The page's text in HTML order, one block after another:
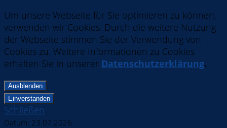
Um unsere Webseite für Sie optimieren zu können,
verwenden wir Cookies. Durch die weitere Nutzung
der Webseite stimmen Sie der Verwendung von
Cookies zu. Weitere Informationen zu Cookies
erhalten Sie in unserer Datenschutzerklärung.
Ausblenden
Einverstanden
Schließen
Datum: 23.07.2026